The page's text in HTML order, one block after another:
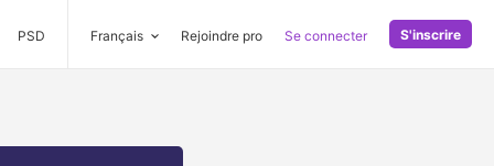
PSD Français Rejoindre pro Se connecter S'inscrire